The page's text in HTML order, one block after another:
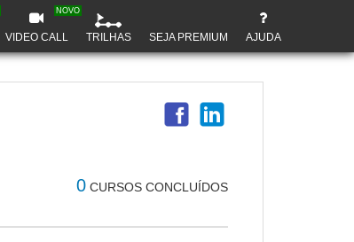
VIDEO CALL
NOVO
TRILHAS SEJA PREMIUM AJUDA
0 CURSOS CONCLUÍDOS